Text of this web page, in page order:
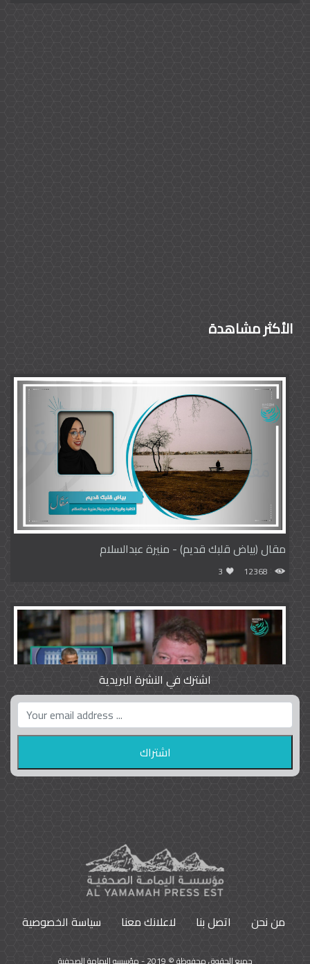
الأكثر مشاهدة
مقال (بياض قلبك قديم) - منيرة عبدالسلام
12368
3
واشنطن بوست واللوبي المزدوج
9792
اشترك في النشرة البريدية
من نحن اتصل بنا لاعلانك معنا سياسة الخصوصية
جميع الحقوق محفوظة © 2019 - مؤسسه اليمامة الصحفية